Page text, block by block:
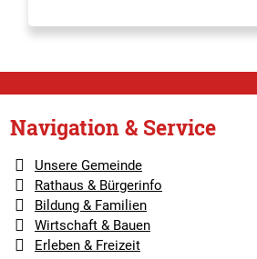
Navigation & Service
Unsere Gemeinde
Rathaus & Bürgerinfo
Bildung & Familien
Wirtschaft & Bauen
Erleben & Freizeit